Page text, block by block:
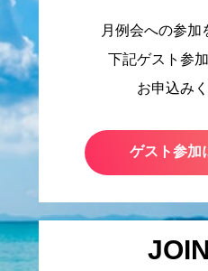
月例会への参加
下記ゲスト参
お申込み
ゲスト参加